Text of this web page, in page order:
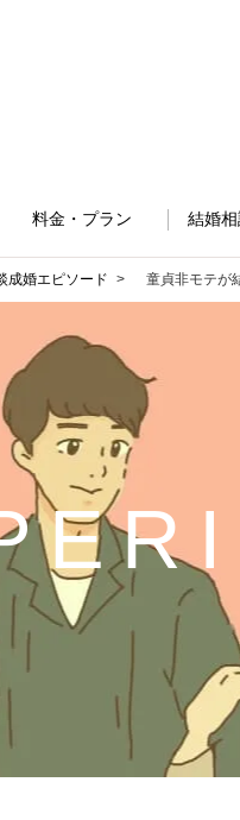
料金・プラン 結婚
成婚エピソード 童貞非モテが